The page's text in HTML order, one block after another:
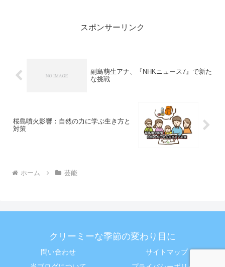
りたい方や、彼女の魅力をもっと深く知
りたい方にぴったりの内容です。
スポンサーリンク
副島萌生アナ、『NHKニュース7』で新た
な挑戦
桜島噴火影響：自然の力に学ぶ生き方と
対策
ホーム 芸能
クリーミーな季節の変わり目に
問い合わせ
サイトマップ